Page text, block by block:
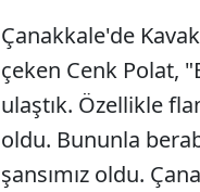
Çanakkale'de
çeken Cenk Polat,
ulaştık. Özellikle
oldu. Bununla
şansımız oldu.